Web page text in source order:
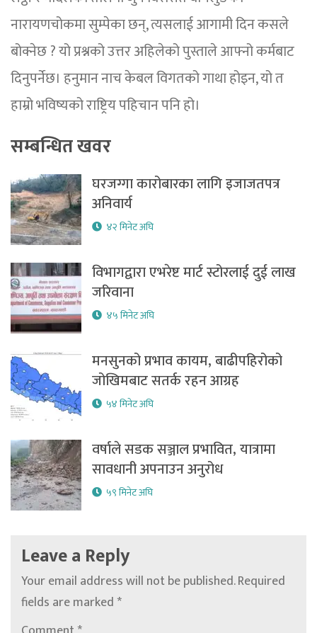
नारायणचोकमा सुम्पेका छन्, त्यसलाई आगामी दिन कसले
बोक्नेछ ? यो प्रश्नको उत्तर अहिलेको पुस्ताले आफ्नो कर्मबाट
दिनुपर्नेछ। हनुमान नाच केबल विगतको गाथा होइन, यो त
हाम्रो भविष्यको राष्ट्रिय पहिचान पनि हो।
सम्बन्धित खवर
घरजग्गा कारोबारका लागि इजाजतपत्र
अनिवार्य
४२ मिनेट अघि
विभागद्वारा एभरेष्ट मार्ट स्टोरलाई दुई लाख
जरिवाना
४५ मिनेट अघि
मनसुनको प्रभाव कायम, बाढीपहिरोको
जोखिमबाट सतर्क रहन आग्रह
५४ मिनेट अघि
वर्षाले सडक सञ्जाल प्रभावित, यात्रामा
सावधानी अपनाउन अनुरोध
५९ मिनेट अघि
Leave a Reply
Your email address will not be published.Required
fields are marked*